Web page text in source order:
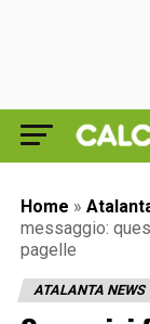
Home »
messaggio:
pagelle
ATALANTA NEWS